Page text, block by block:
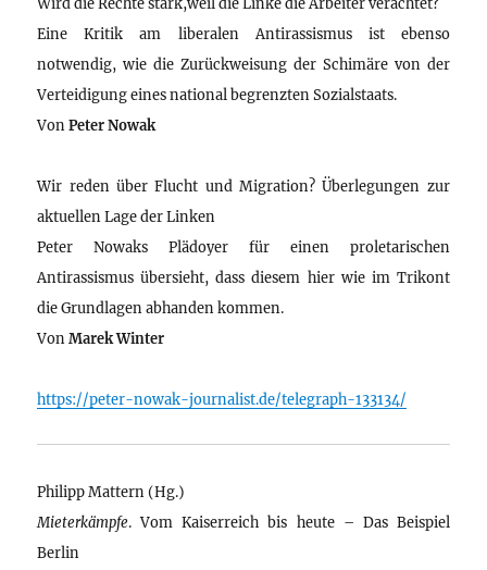
Eine Kritik am liberalen Antirassismus ist ebenso
notwendig, wie die Zurückweisung der Schimäre von der
Verteidigung eines national begrenzten Sozialstaats.
VonPeter Nowak
Wir reden über Flucht und Migration? Überlegungen zur
aktuellen Lage der Linken
Peter Nowaks Plädoyer für einen proletarischen
Antirassismus übersieht, dass diesem hier wie im Trikont
die Grundlagen abhanden kommen.
VonMarek Winter
https://peter-nowak-journalist.de/telegraph-133134/
Philipp Mattern (Hg.)
Mieterkämpfe. Vom Kaiserreich bis heute – Das Beispiel
Berlin